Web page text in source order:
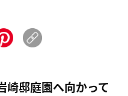
崎邸庭園へ向かって